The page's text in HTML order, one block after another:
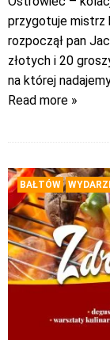
przygotuje mistrz
rozpoczął pan
złotych i 20
na której
Read more »
BAŁTÓW